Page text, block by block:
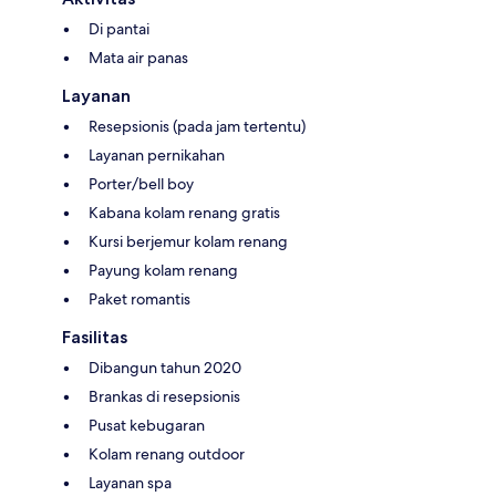
Di pantai
Mata air panas
Layanan
Resepsionis (pada jam tertentu)
Layanan pernikahan
Porter/bell boy
Kabana kolam renang gratis
Kursi berjemur kolam renang
Payung kolam renang
Paket romantis
Fasilitas
Dibangun tahun 2020
Brankas di resepsionis
Pusat kebugaran
Kolam renang outdoor
Layanan spa